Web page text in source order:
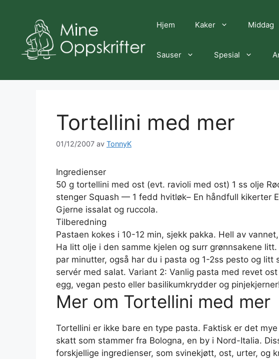
Hjem Kaker Middag
Sauser Spesial
Tortellini med mer
01/12/2007 av TonnyK
Ingredienser
50 g tortellini med ost (evt. ravioli med ost) 1 ss olje
stenger Squash — 1 fedd hvitløk– En håndfull kikerter
Gjerne issalat og ruccola.
Tilberedning
Pastaen kokes i 10-12 min, sjekk pakka. Hell av
Ha litt olje i den samme kjelen og surr grønnsakene
par minutter, også har du i pasta og 1-2ss pesto og litt
servér med salat. Variant 2: Vanlig pasta med revet
egg, vegan pesto eller basilikumkrydder og
Mer om Tortellini med mer
Tortellini er ikke bare en type pasta. Faktisk er det
skatt som stammer fra Bologna, en by i Nord-Italia.
forskjellige ingredienser, som svinekjøtt, ost, urter, og